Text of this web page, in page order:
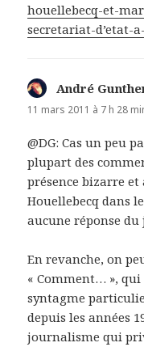
houellebecq-et-
secretariat-d’etat-
André
11 mars 2011 à 7 h 28
@DG: Cas un peu
plupart des
présence bizarre
Houellebecq dans
aucune réponse
En revanche, on
« Comment… »,
syntagme
depuis les années
journalisme qui